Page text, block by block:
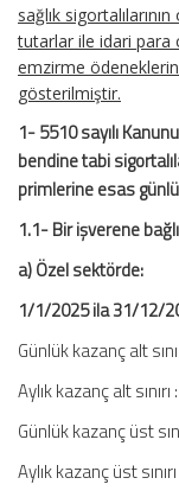
sağlık
tutarlar ile idari para
emzirme
gösterilmiştir.
1- 5510 sayılı
bendine tabi
primlerine esas
1.1- Bir işverene
a) Özel sektörde:
1/1/2025 ila 31/12/
Günlük kazanç alt
Aylık kazanç alt
Günlük kazanç üst
Aylık kazanç üst